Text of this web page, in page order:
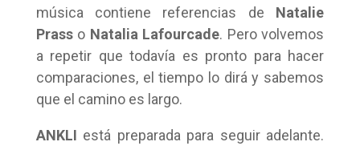
música contiene referencias de Natalie
Prasso Natalia Lafourcade. Pero volvemos
a repetir que todavía es pronto para hacer
comparaciones, el tiempo lo dirá y sabemos
que el camino es largo.
ANKLI está preparada para seguir adelante.